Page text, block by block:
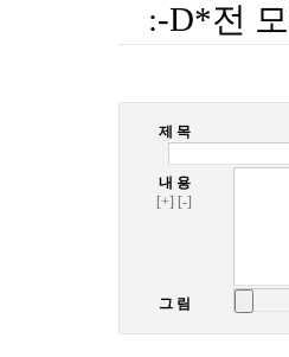
:-D*전
제 목
내 용
[+] [-]
그 림